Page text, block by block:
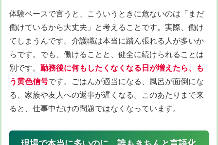
体験ベースで言うと、こういうときに危ないのは「まだ
働けているから大丈夫」と考えることです。実際、働け
てしまうんです。介護職は本当に踏ん張れる人が多いか
らです。でも、働けることと、健全に続けられることは
別です。 勤務後に何もしたくなくなる日が増えたら、も
う黄色信号です。ごはんが適当になる、風呂が面倒にな
る、家族や友人への返事が遅くなる。このあたりまで来
ると、仕事中だけの問題ではなくなっています。